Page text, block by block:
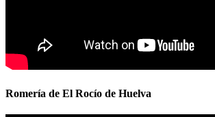
Romería de El Rocío de Huelva